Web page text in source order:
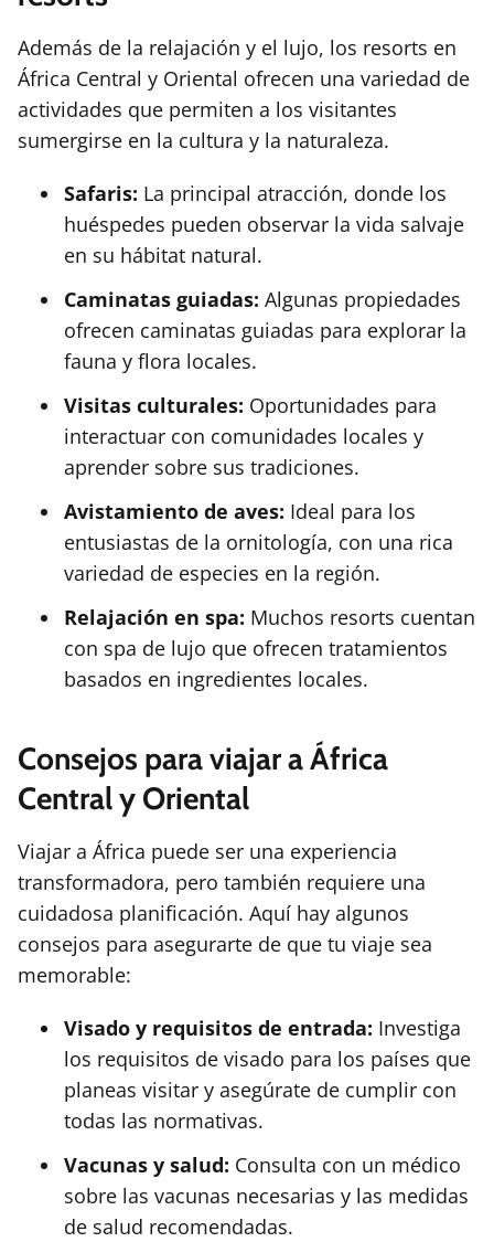
Además de la relajación y el lujo, los resorts en
África Central y Oriental ofrecen una variedad de
actividades que permiten a los visitantes
sumergirse en la cultura y la naturaleza.
Safaris: La principal atracción, donde los
huéspedes pueden observar la vida salvaje
en su hábitat natural.
Caminatas guiadas: Algunas propiedades
ofrecen caminatas guiadas para explorar la
fauna y flora locales.
Visitas culturales: Oportunidades para
interactuar con comunidades locales y
aprender sobre sus tradiciones.
Avistamiento de aves: Ideal para los
entusiastas de la ornitología, con una rica
variedad de especies en la región.
Relajación en spa: Muchos resorts cuentan
con spa de lujo que ofrecen tratamientos
basados en ingredientes locales.
Consejos para viajar a África
Central y Oriental
Viajar a África puede ser una experiencia
transformadora, pero también requiere una
cuidadosa planificación. Aquí hay algunos
consejos para asegurarte de que tu viaje sea
memorable:
Visado y requisitos de entrada: Investiga
los requisitos de visado para los países que
planeas visitar y asegúrate de cumplir con
todas las normativas.
Vacunas y salud: Consulta con un médico
sobre las vacunas necesarias y las medidas
de salud recomendadas.